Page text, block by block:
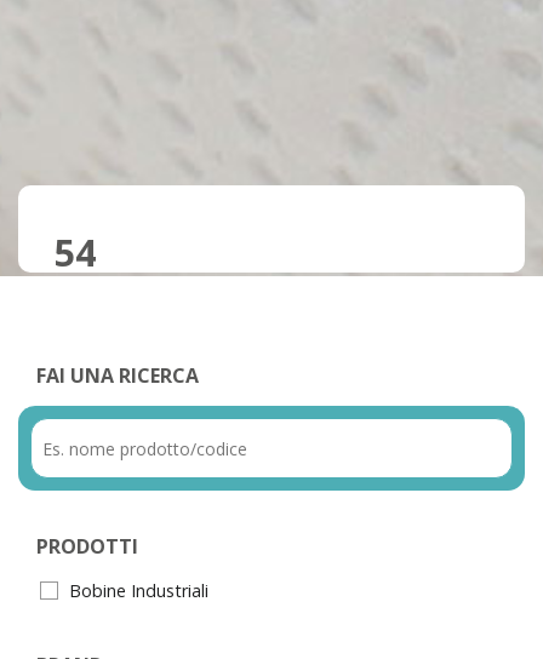
54
FAI UNA RICERCA
PRODOTTI
Bobine Industriali